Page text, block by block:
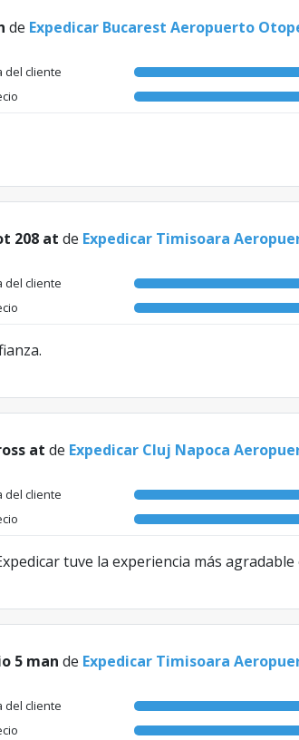
de Expedicar Bucarest Aeropuerto
del cliente
208 at de Expedicar Timisoara
del cliente
at de Expedicar Cluj Napoca
del cliente
tuve la experiencia más agradable
5 man de Expedicar Timisoara
del cliente